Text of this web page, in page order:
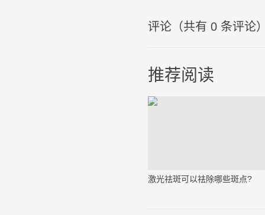
评论（共有 0 条评论
推荐阅读
激光祛斑可以祛除哪些斑点?